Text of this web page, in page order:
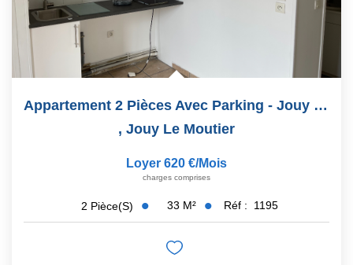
Appartement 2 Pièces Avec Parking - Jouy Le Moutier - 2...
, Jouy Le Moutier
Loyer 620 €/mois
charges comprises
2 Pièce(s) 33 M² Réf : 1195